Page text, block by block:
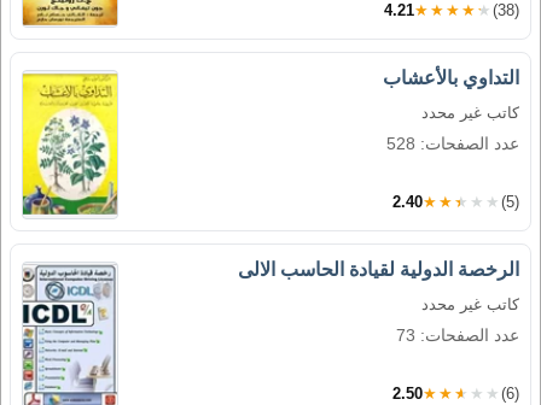
4.21★★★★★ (38)
التداوي بالأعشاب
كاتب غير محدد
عدد الصفحات: 528
2.40★★★★★ (5)
الرخصة الدولية لقيادة الحاسب الالى
كاتب غير محدد
عدد الصفحات: 73
2.50★★★★★ (6)